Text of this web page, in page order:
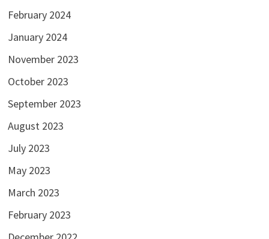
February 2024
January 2024
November 2023
October 2023
September 2023
August 2023
July 2023
May 2023
March 2023
February 2023